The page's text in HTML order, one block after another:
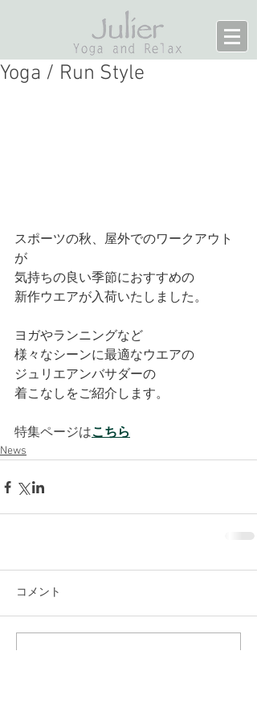
Yoga / Run Style
スポーツの秋、屋外でのワークアウト
が
気持ちの良い季節におすすめの
新作ウエアが入荷いたしました。
ヨガやランニングなど
様々なシーンに最適なウエアの
ジュリエアンバサダーの
着こなしをご紹介します。
特集ページはこちら
News
コメント